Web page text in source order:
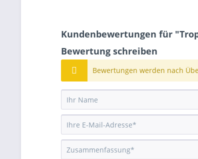
Kundenbewertungen für
Bewertung schreiben
Bewertungen werden nach